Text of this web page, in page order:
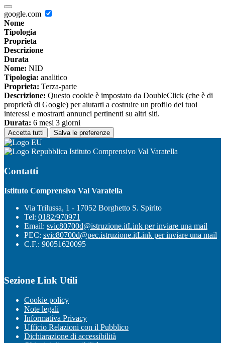
google.com
Nome
Tipologia
Proprieta
Descrizione
Durata
Nome: NID
Tipologia: analitico
Proprieta: Terza-parte
Descrizione: Questo cookie è impostato da DoubleClick (che è di
proprietà di Google) per aiutarti a costruire un profilo dei tuoi
interessi e mostrarti annunci pertinenti su altri siti.
Durata: 6 mesi 3 giorni
Accetta tutti Salva le preferenze
Istituto Comprensivo Val Varatella
Contatti
Istituto Comprensivo Val Varatella
Via Trilussa, 1 - 17052 Borghetto S. Spirito
Tel: 0182/970971
Email: svic80700d@istruzione.itLink per inviare una mail
PEC: svic80700d@pec.istruzione.itLink per inviare una mail
C.F.: 90051620095
Sezione Link Utili
Cookie policy
Note legali
Informativa Privacy
Ufficio Relazioni con il Pubblico
Dichiarazione di accessibilità